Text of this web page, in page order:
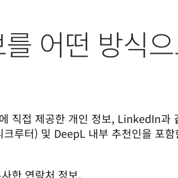
어떤 방식
직접 제공한 개인 정보, LinkedIn과
루터) 및 DeepL 내부 추천인을 포
한 연락처 정보.